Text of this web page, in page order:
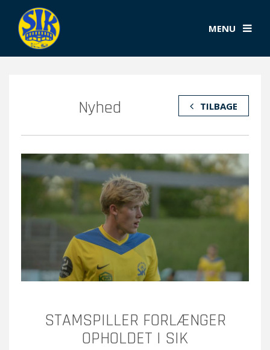
MENU
Nyhed TILBAGE
STAMSPILLER FORLÆNGER
OPHOLDET I SIK